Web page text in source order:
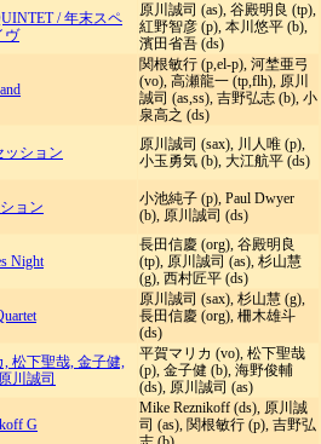
/年末スペ
ヴ
原川誠司 (as), 谷殿明良 (tp),
紅野智彦 (p), 本川悠平 (b),
濱田省吾 (ds)
関根敏行 (p,el-p), 河埜亜弓
(vo), 高瀬龍一 (tp,flh), 原川
誠司 (as,ss), 吉野弘志 (b), 小
泉高之 (ds)
ッション
原川誠司 (sax), 川人唯 (p),
小玉勇気 (b), 大江航平 (ds)
ョン
小池純子 (p), Paul Dwyer
(b), 原川誠司 (ds)
Night
長田信慶 (org), 谷殿明良
(tp), 原川誠司 (as), 杉山慧
(g), 西村匠平 (ds)
原川誠司 (sax), 杉山慧 (g),
長田信慶 (org), 柵木雄斗
(ds)
, 松下聖哉, 金子健,
川誠司
平賀マリカ (vo), 松下聖哉
(p), 金子健 (b), 海野俊輔
(ds), 原川誠司 (as)
G
Mike Reznikoff (ds), 原川誠
司 (as), 関根敏行 (p), 吉野弘